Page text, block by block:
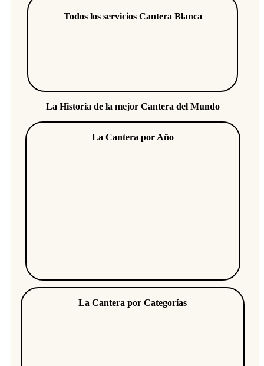
Todos los servicios Cantera Blanca
La Historia de la mejor Cantera del Mundo
La Cantera por Año
La Cantera por Categorías